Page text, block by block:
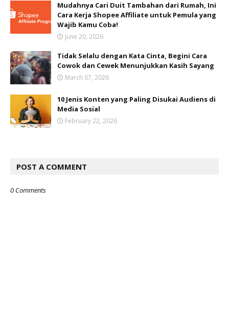
Mudahnya Cari Duit Tambahan dari Rumah, Ini
Cara Kerja Shopee Affiliate untuk Pemula yang
Wajib Kamu Coba!
June 20, 2026
Tidak Selalu dengan Kata Cinta, Begini Cara
Cowok dan Cewek Menunjukkan Kasih Sayang
March 07, 2026
10 Jenis Konten yang Paling Disukai Audiens di
Media Sosial
February 22, 2026
POST A COMMENT
0 Comments